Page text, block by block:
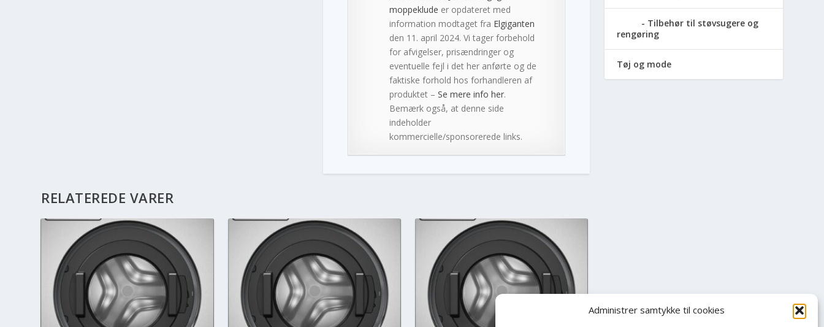
Administrer samtykke til cookies
moppeklude er opdateret med
information modtaget fra Elgiganten
den 11. april 2024. Vi tager forbehold
for afvigelser, prisændringer og
eventuelle fejl i det her anførte og de
faktiske forhold hos forhandleren af
produktet – Se mere info her.
Bemærk også, at denne side
indeholder
kommercielle/sponsorerede links.
RELATEREDE VARER
Tilbehør til støvsugere og
rengøring
Tøj og mode